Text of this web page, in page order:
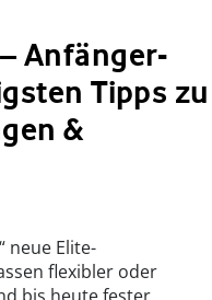
Anfänger-
Tipps zu
&
neue Elite-
flexibler oder